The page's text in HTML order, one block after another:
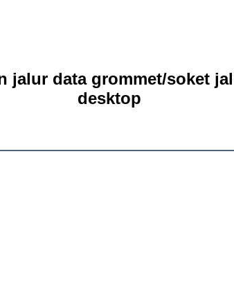
jalur data grommet/soket
desktop